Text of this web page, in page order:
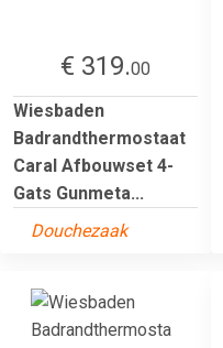
€ 319.00
Wiesbaden
Badrandthermostaat
Caral Afbouwset 4-
Gats Gunmeta...
Douchezaak